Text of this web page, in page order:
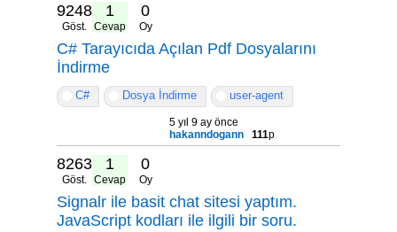
9248
Göst.
1
Cevap
0
Oy
C# Tarayıcıda Açılan Pdf Dosyalarını
İndirme
C# Dosya İndirme user-agent
5 yıl 9 ay önce
hakanndogann
111p
8263
Göst.
1
Cevap
0
Oy
Signalr ile basit chat sitesi yaptım.
JavaScript kodları ile ilgili bir soru.